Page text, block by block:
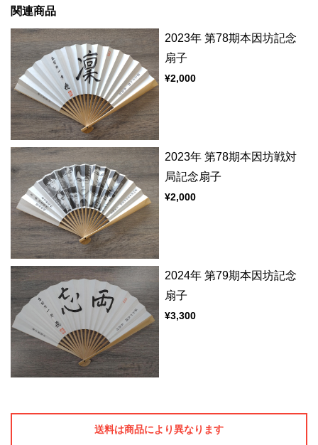
関連商品
2023年 第78期本因坊記念
扇子
¥2,000
2023年 第78期本因坊戦対
局記念扇子
¥2,000
2024年 第79期本因坊記念
扇子
¥3,300
送料は商品により異なります